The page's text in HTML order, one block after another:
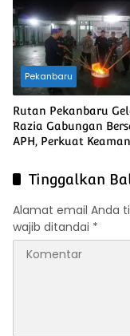
Nasional
Pekanbaru
Rutan Pekanbaru
Razia Gabungan
APH, Perkuat
Terlarang
Tinggalkan
Alamat email Anda
wajib ditandai *